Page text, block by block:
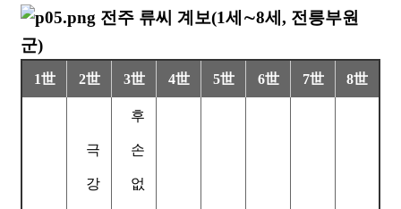
본문
전주 류씨 계보(1세∼8세, 전릉부원
군)
1世 2世 3世 4世 5世 6世 7世 8世
극
강
후
손
없